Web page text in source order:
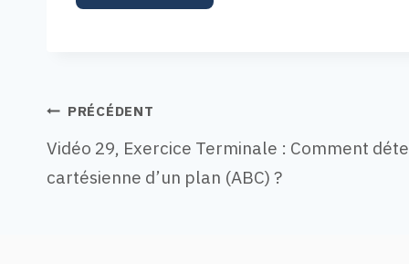
PRÉCÉDENT
Vidéo 29, Exercice Terminale : Comment
cartésienne d’un plan (ABC) ?